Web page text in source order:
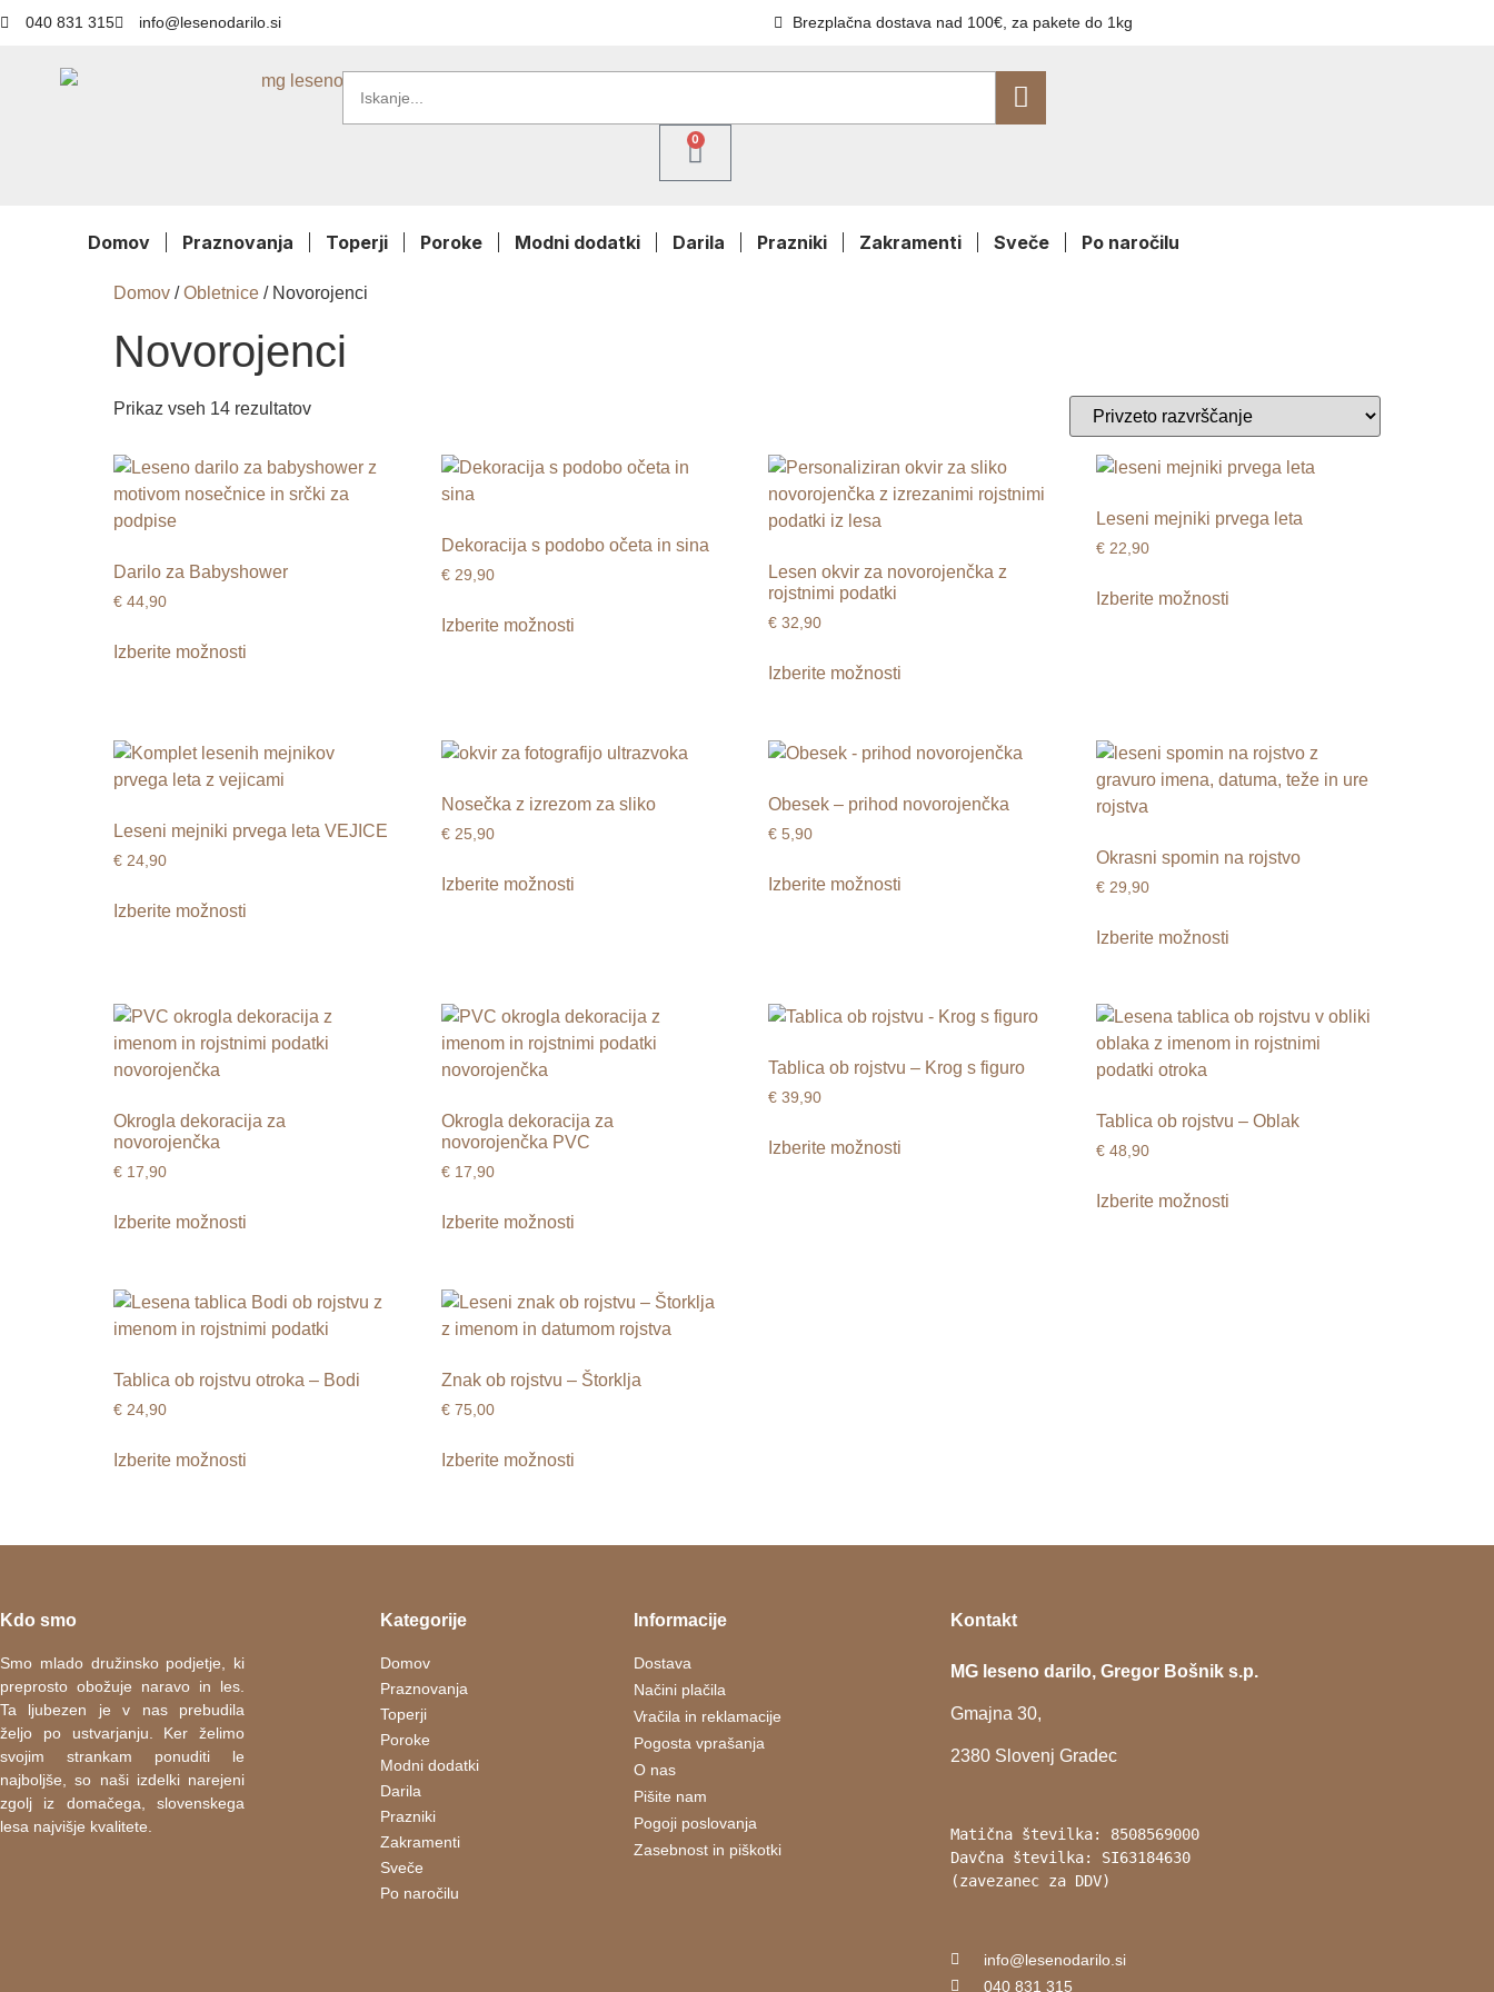
040 831 315 info@lesenodarilo.si Brezplačna dostava nad 100€, za pakete do 1kg
0
Domov Praznovanja Toperji Poroke Modni dodatki Darila Prazniki Zakramenti Sveče Po naročilu
Domov /Obletnice / Novorojenci
Novorojenci
Prikaz vseh 14 rezultatov
Darilo za Babyshower
€ 44,90
Izberite možnosti
Dekoracija s podobo očeta in sina
€29,90
Izberite možnosti
Lesen okvir za novorojenčka z
rojstnimi podatki
€ 32,90
Izberite možnosti
Leseni mejniki prvega leta
€ 22,90
Izberite možnosti
Leseni mejniki prvega leta VEJICE
€ 24,90
Izberite možnosti
Nosečka z izrezom za sliko
€25,90
Izberite možnosti
Obesek – prihod novorojenčka
€ 5,90
Izberite možnosti
Okrasni spomin na rojstvo
€ 29,90
Izberite možnosti
Okrogla dekoracija za
novorojenčka
€ 17,90
Izberite možnosti
Okrogla dekoracija za
novorojenčka PVC
€17,90
Izberite možnosti
Tablica ob rojstvu – Krog s figuro
€ 39,90
Izberite možnosti
Tablica ob rojstvu – Oblak
€ 48,90
Izberite možnosti
Tablica ob rojstvu otroka – Bodi
€ 24,90
Izberite možnosti
Znak ob rojstvu – Štorklja
€75,00
Izberite možnosti
Kdo smo
Smo mlado družinsko podjetje, ki
preprosto obožuje naravo in les.
Ta ljubezen je v nas prebudila
željo po ustvarjanju. Ker želimo
svojim strankam ponuditi le
najboljše, so naši izdelki narejeni
zgolj iz domačega, slovenskega
lesa najvišje kvalitete.
Kategorije
Domov
Praznovanja
Toperji
Poroke
Modni dodatki
Darila
Prazniki
Zakramenti
Sveče
Po naročilu
Informacije
Dostava
Načini plačila
Vračila in reklamacije
Pogosta vprašanja
O nas
Pišite nam
Pogoji poslovanja
Zasebnost in piškotki
Kontakt
MG leseno darilo, Gregor Bošnik s.p.
Gmajna 30,
2380 Slovenj Gradec
Matična številka: 8508569000
Davčna številka: SI63184630
(zavezanec za DDV)
info@lesenodarilo.si
040 831 315